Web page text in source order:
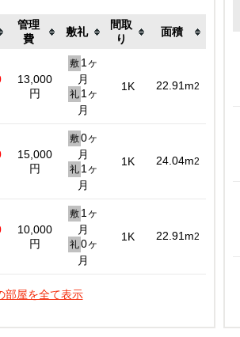
管理
費
敷礼
間取
り
面積
13,000
円
敷 1ヶ
月
礼 1ヶ
月
1K 22.91m2
15,000
円
敷 0ヶ
月
礼 1ヶ
月
1K 24.04m2
10,000
円
敷 1ヶ
月
礼 0ヶ
月
1K 22.91m2
部屋を全て表示